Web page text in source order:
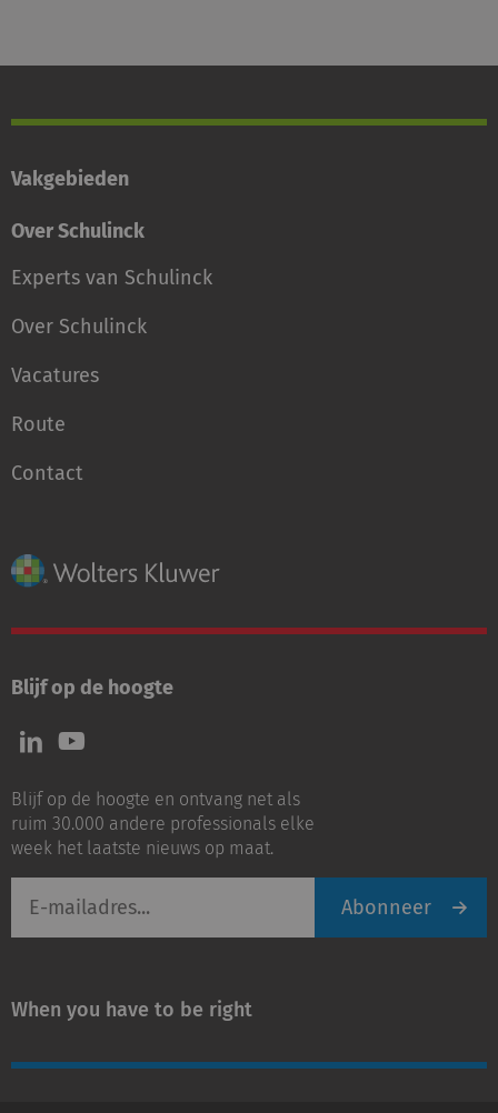
Vakgebieden
Over Schulinck
Experts van Schulinck
Over Schulinck
Vacatures
Route
Contact
Blijf op de hoogte
Volg
ons
LinkedIn
Volg
ons
Youtube
Blijf op de hoogte en ontvang net als
ruim 30.000 andere professionals elke
week het laatste nieuws op maat.
mailadres
Abonneer
When you have to be right